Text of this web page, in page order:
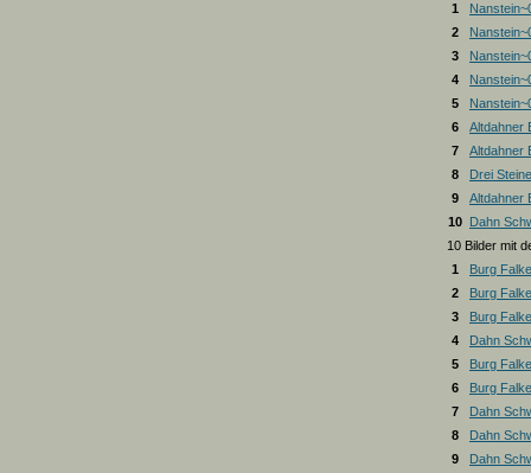
1
2
3
4
5
6
Altdahner
7
Altdahner
8
Drei
9
Altdahner
10
Dahn
10 Bilder mit
1
Burg
2
Burg
3
Burg
4
Dahn
5
Burg
6
Burg
7
Dahn
8
Dahn
9
Dahn